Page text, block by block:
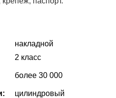
накладной
2 класс
более 30 000
цилиндровый